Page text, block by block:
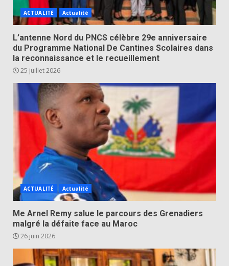
ACTUALITÉ Actualité
L’antenne Nord du PNCS célèbre 29e anniversaire
du Programme National De Cantines Scolaires dans
la reconnaissance et le recueillement
25 juillet 2026
ACTUALITÉ Actualité
Me Arnel Remy salue le parcours des Grenadiers
malgré la défaite face au Maroc
26 juin 2026